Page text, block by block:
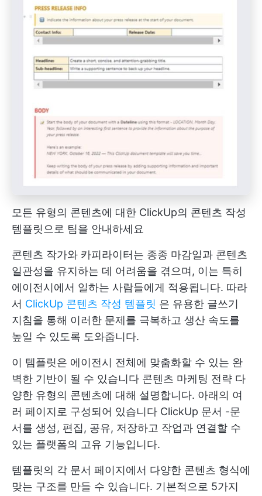
모든 유형의 콘텐츠에 대한 ClickUp의 콘텐츠 작성
템플릿으로 팀을 안내하세요
콘텐츠 작가와 카피라이터는 종종 마감일과 콘텐츠
일관성을 유지하는 데 어려움을 겪으며, 이는 특히
에이전시에서 일하는 사람들에게 적용됩니다. 따라
서 ClickUp 콘텐츠 작성 템플릿 은 유용한 글쓰기
지침을 통해 이러한 문제를 극복하고 생산 속도를
높일 수 있도록 도와줍니다.
이 템플릿은 에이전시 전체에 맞춤화할 수 있는 완
벽한 기반이 될 수 있습니다 콘텐츠 마케팅 전략 다
양한 유형의 콘텐츠에 대해 설명합니다. 아래의 여
러 페이지로 구성되어 있습니다 ClickUp 문서 -문
서를 생성, 편집, 공유, 저장하고 작업과 연결할 수
있는 플랫폼의 고유 기능입니다.
템플릿의 각 문서 페이지에서 다양한 콘텐츠 형식에
맞는 구조를 만들 수 있습니다. 기본적으로 5가지